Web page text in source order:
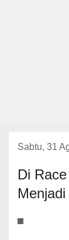
Sabtu, 31
Di